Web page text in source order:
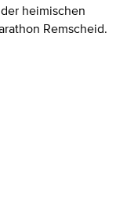
heimischen
Remscheid.